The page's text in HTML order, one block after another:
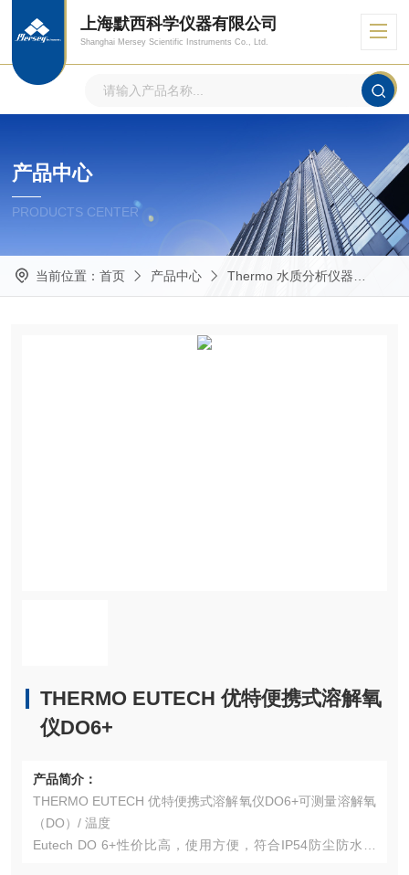
上海默西科学仪器有限公司
Shanghai Mersey Scientific Instruments Co., Ltd.
产品中心
PRODUCTS CENTER
当前位置： 首页 产品中心 Thermo 水质分析仪器
THERMO EUTECH 优特便携式溶解氧
仪DO6+
产品简介：
THERMO EUTECH 优特便携式溶解氧仪DO6+可测量溶解氧
（DO）/ 温度
Eutech DO 6+性价比高，使用方便，符合IP54防尘防水等